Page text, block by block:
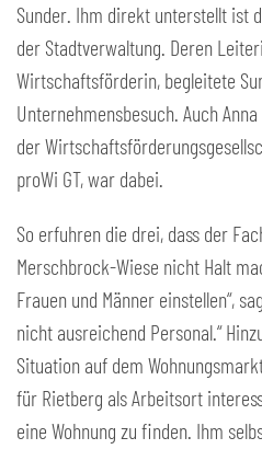
Sunder. Ihm direkt unterstellt ist
der Stadtverwaltung. Deren
Wirtschaftsförderin, begleitete
Unternehmensbesuch. Auch
der
proWi GT, war dabei.
So erfuhren die drei, dass der
Merschbrock-Wiese nicht Halt
Frauen und Männer einstellen“,
nicht ausreichend Personal.“
Situation auf dem
für Rietberg als Arbeitsort
eine Wohnung zu finden. Ihm